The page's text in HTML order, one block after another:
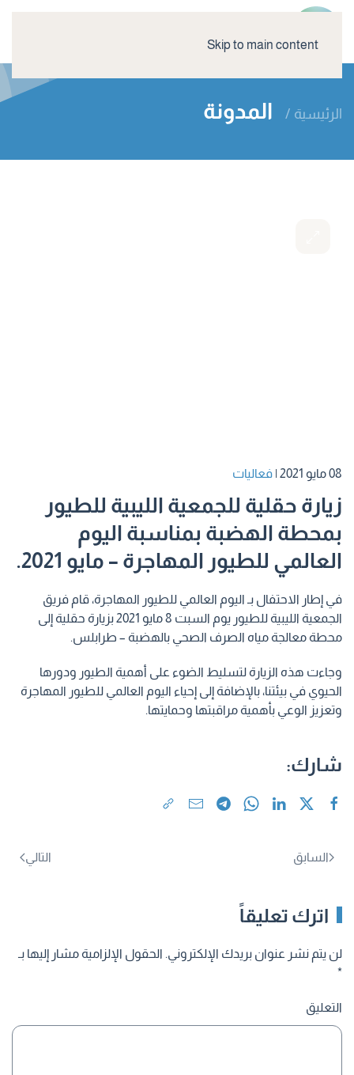
Skip to main content
الرئيسية المدونة
08 مايو 2021 | فعاليات
زيارة حقلية للجمعية الليبية للطيور
بمحطة الهضبة بمناسبة اليوم
العالمي للطيور المهاجرة – مايو 2021.
في إطار الاحتفال بـ اليوم العالمي للطيور المهاجرة، قام فريق
الجمعية الليبية للطيور يوم السبت 8 مايو 2021 بزيارة حقلية إلى
محطة معالجة مياه الصرف الصحي بالهضبة – طرابلس.
وجاءت هذه الزيارة لتسليط الضوء على أهمية الطيور ودورها
الحيوي في بيئتنا، بالإضافة إلى إحياء اليوم العالمي للطيور المهاجرة
وتعزيز الوعي بأهمية مراقبتها وحمايتها.
شارك:
السابق التالي
اترك تعليقاً
لن يتم نشر عنوان بريدك الإلكتروني. الحقول الإلزامية مشار إليها بـ
*
التعليق